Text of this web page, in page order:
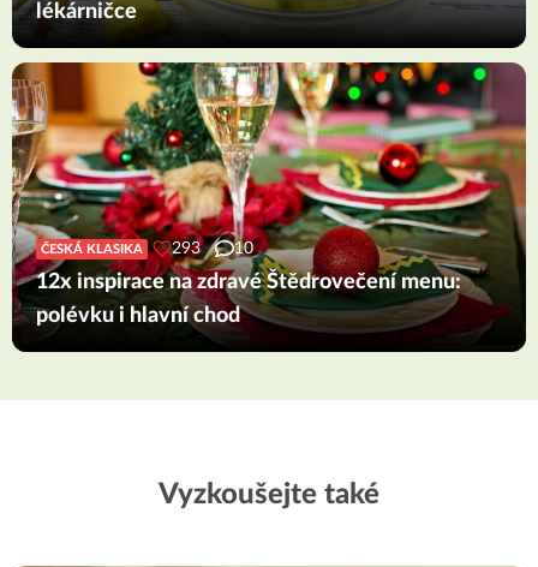
lékárničce
ČESKÁ KLASIKA 293 10
12x inspirace na zdravé Štědrovečení menu:
polévku i hlavní chod
Vyzkoušejte také